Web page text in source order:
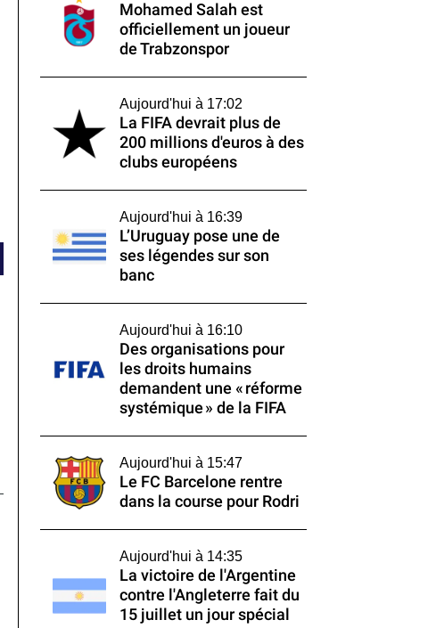
Mohamed Salah est
officiellement un joueur
de Trabzonspor
Aujourd'hui à 17:02
La FIFA devrait plus de
200 millions d'euros à des
clubs européens
Aujourd'hui à 16:39
L’Uruguay pose une de
ses légendes sur son
banc
Aujourd'hui à 16:10
Des organisations pour
les droits humains
demandent une « réforme
systémique » de la FIFA
Aujourd'hui à 15:47
Le FC Barcelone rentre
dans la course pour Rodri
Aujourd'hui à 14:35
La victoire de l'Argentine
contre l'Angleterre fait du
15 juillet un jour spécial